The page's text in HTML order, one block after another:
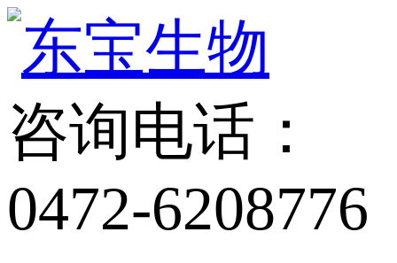
咨询电话：
0472-6208776